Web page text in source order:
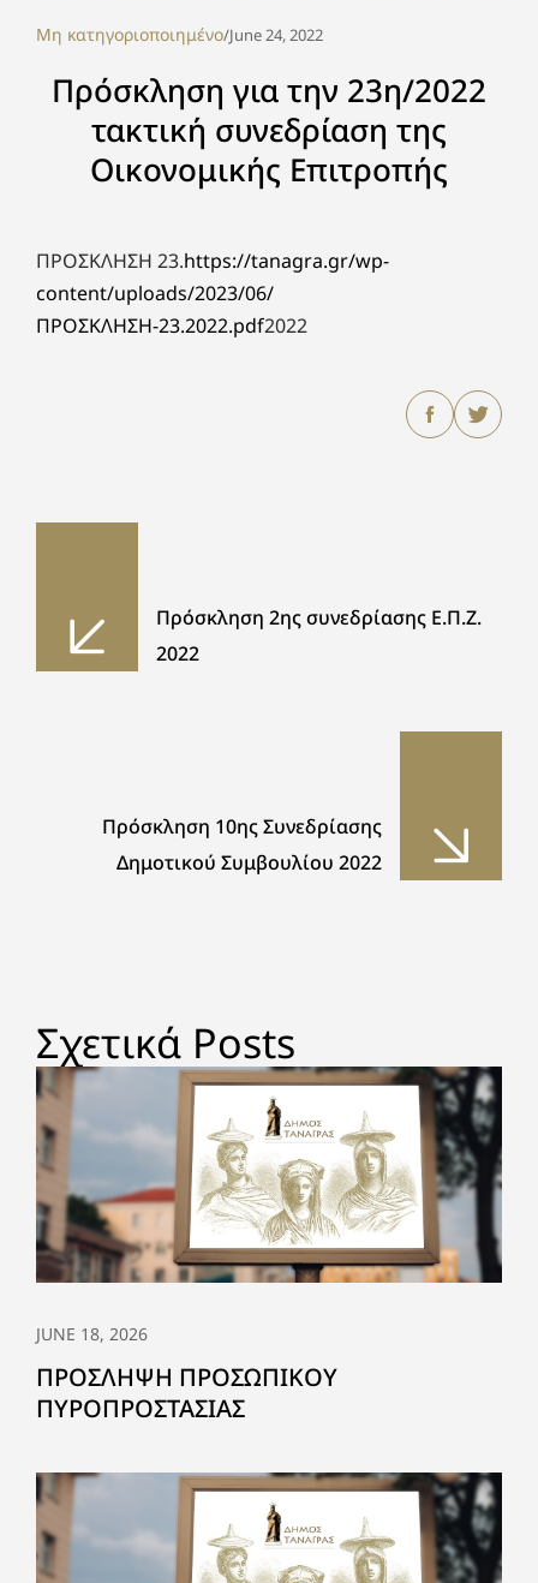
Μη κατηγοριοποιημένο/June 24, 2022
Πρόσκληση για την 23η/2022
τακτική συνεδρίαση της
Οικονομικής Επιτροπής
ΠΡΟΣΚΛΗΣΗ 23.https://tanagra.gr/wp-
content/uploads/2023/06/
ΠΡΟΣΚΛΗΣΗ-23.2022.pdf2022
Πρόσκληση 2ης συνεδρίασης Ε.Π.Ζ.
2022
Πρόσκληση 10ης Συνεδρίασης
Δημοτικού Συμβουλίου 2022
Σχετικά Posts
JUNE 18, 2026
ΠΡΟΣΛΗΨΗ ΠΡΟΣΩΠΙΚΟΥ
ΠΥΡΟΠΡΟΣΤΑΣΙΑΣ